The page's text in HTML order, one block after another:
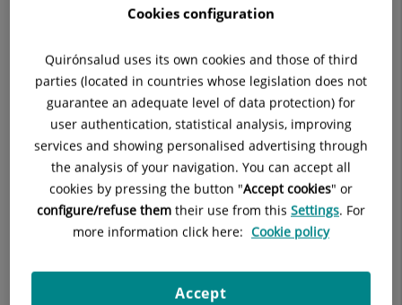
nuestros pacientes son la base para una correcta atención
La amplia experiencia de nuestro equipo médico garantiza un
servicio de alta competencia diagnóstica y terapéutica para
todas las edades, basada en la confianza y en una relación
que va más allá de nuestras consultas, gracias a acuerdos con
centros de referencia donde nuestros facultativos encuentran
las prestaciones necesarias para realizar pruebas e
intervenciones. De esta manera cerramos el círculo haciendo
que nuestros pacientes solamente deban preocuparse por su
seguridad de estar en manos de los mejores profesionales.
Cookies configuration
Quirónsalud uses its own cookies and those of third
parties (located in countries whose legislation does not
guarantee an adequate level of data protection) for
user authentication, statistical analysis, improving
services and showing personalised advertising through
the analysis of your navigation. You can accept all
cookies by pressing the button "Accept cookies" or
configure/refuse them their use from this Settings. For
more information click here: Cookie policy
Accept